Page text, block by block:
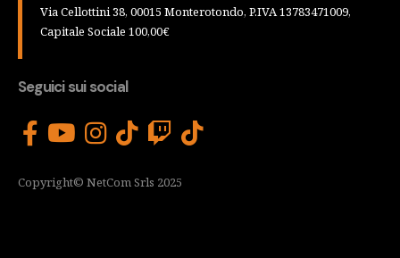
Via Cellottini 38, 00015 Monterotondo, P.IVA 13783471009,
Capitale Sociale 100,00€
Seguici sui social
Copyright© NetCom Srls 2025